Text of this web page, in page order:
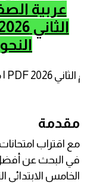
عربية
مقدمة
مع اقتراب امتحانات
في البحث عن